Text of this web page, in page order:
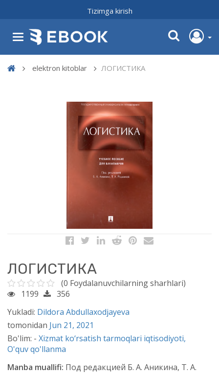
Tizimga kirish
elektron kitoblar ЛОГИСТИКА
ЛОГИСТИКА
(0 Foydalanuvchilarning sharhlari)
1199
356
Yukladi: Dildora Abdullaxodjayeva
tomonidan Jun 21, 2021
Bo'lim: - Xizmat kо‘rsatish tarmoqlari iqtisodiyoti,
O'quv qo'llanma
Manba muallifi: Под редакцией Б. А. Аникина, Т. А.